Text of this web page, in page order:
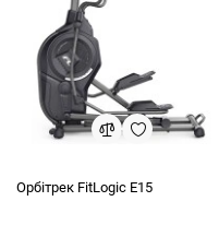
Орбітрек FitLogic E15